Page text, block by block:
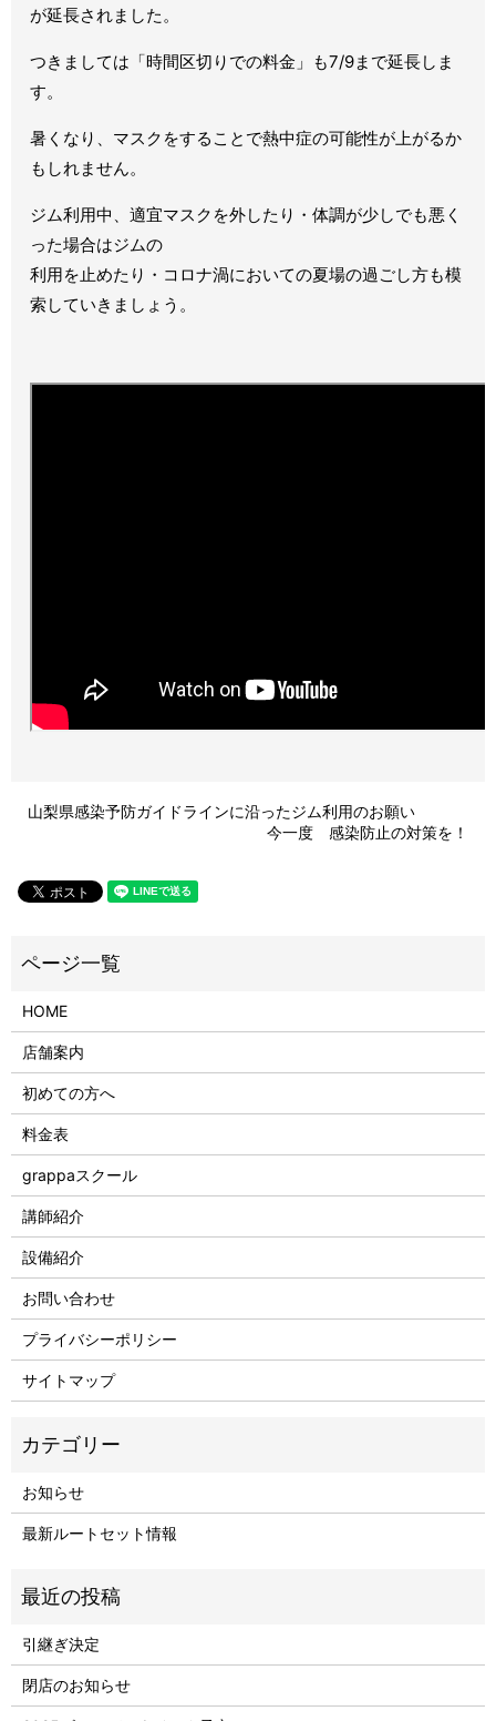
が延長されました。
つきましては「時間区切りでの料金」も7/9まで延長しま
す。
暑くなり、マスクをすることで熱中症の可能性が上がるか
もしれません。
ジム利用中、適宜マスクを外したり・体調が少しでも悪く
った場合はジムの
利用を止めたり・コロナ渦においての夏場の過ごし方も模
索していきましょう。
山梨県感染予防ガイドラインに沿ったジム利用のお願い
今一度 感染防止の対策を！
HOME
店舗案内
初めての方へ
料金表
grappaスクール
講師紹介
設備紹介
お問い合わせ
プライバシーポリシー
サイトマップ
お知らせ
最新ルートセット情報
引継ぎ決定
閉店のお知らせ